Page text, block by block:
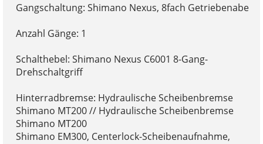
Gangschaltung: Shimano Nexus, 8fach Getriebenabe
Anzahl Gänge: 1
Schalthebel: Shimano Nexus C6001 8-Gang-
Drehschaltgriff
Hinterradbremse: Hydraulische Scheibenbremse
Shimano MT200 // Hydraulische Scheibenbremse
Shimano MT200
Shimano EM300, Centerlock-Scheibenaufnahme,